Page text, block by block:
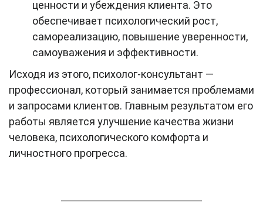
ценности и убеждения клиента. Это
обеспечивает психологический рост,
самореализацию, повышение уверенности,
самоуважения и эффективности.
Исходя из этого, психолог-консультант —
профессионал, который занимается проблемами
и запросами клиентов. Главным результатом его
работы является улучшение качества жизни
человека, психологического комфорта и
личностного прогресса.